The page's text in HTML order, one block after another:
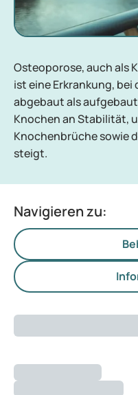
Osteoporose, auch als
ist eine Erkrankung,
abgebaut als
Knochen an Stabilität,
Knochenbrüche sowie
steigt.
Navigieren zu: